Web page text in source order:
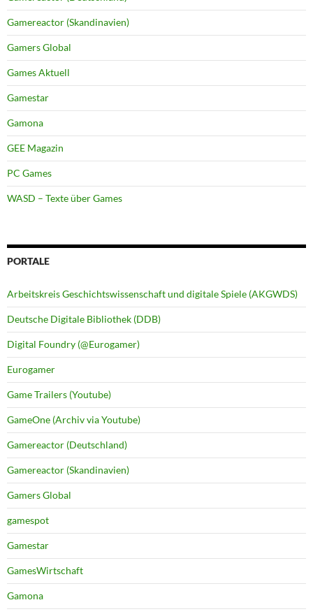
Gamereactor (Skandinavien)
Gamers Global
Games Aktuell
Gamestar
Gamona
GEE Magazin
PC Games
WASD – Texte über Games
PORTALE
Arbeitskreis Geschichtswissenschaft und digitale Spiele (AKGWDS)
Deutsche Digitale Bibliothek (DDB)
Digital Foundry (@Eurogamer)
Eurogamer
Game Trailers (Youtube)
GameOne (Archiv via Youtube)
Gamereactor (Deutschland)
Gamereactor (Skandinavien)
Gamers Global
gamespot
Gamestar
GamesWirtschaft
Gamona